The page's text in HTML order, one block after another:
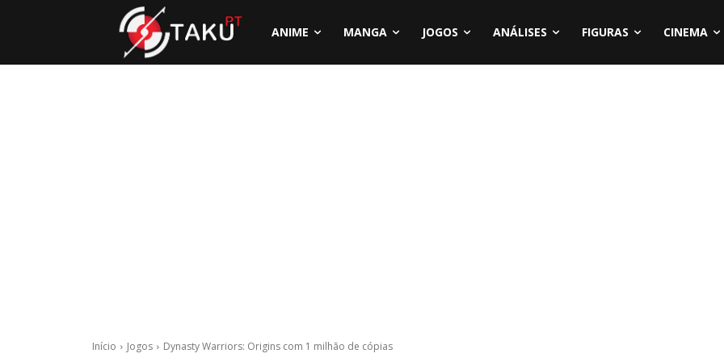
ANIME MANGA JOGOS ANÁLISES FIGURAS CINEMA
Início Jogos Dynasty Warriors: Origins com 1 milhão de cópias